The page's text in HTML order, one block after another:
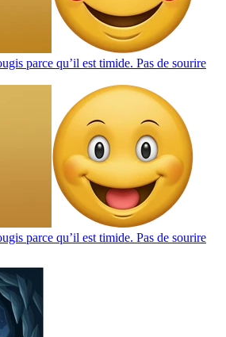
parce qu’il est timide. Pas de sourire
parce qu’il est timide. Pas de sourire